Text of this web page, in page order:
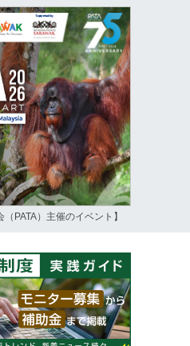
（PATA）主催のイベント】